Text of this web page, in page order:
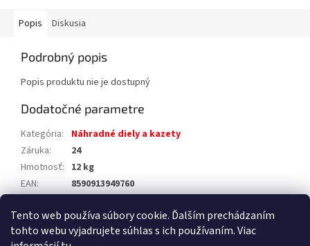
Tento web používa súbory cookie. Ďalším prechádzaním
tohto webu vyjadrujete súhlas s ich používaním. Viac
Popis Diskusia
Podrobný popis
Popis produktu nie je dostupný
Dodatočné parametre
Kategória:
Náhradné diely a kazety
Záruka:
24
Hmotnosť: 12 kg
EAN:
8590913949760
EAN: 8590913949760